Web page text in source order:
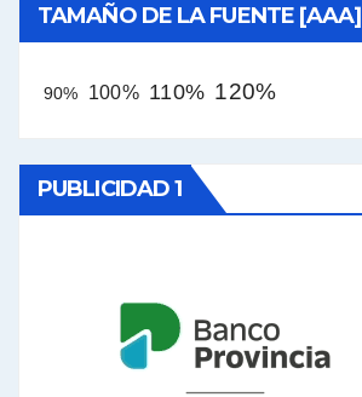
TAMAÑO DE LA FUENTE [AAA]
90% 100% 110% 120%
PUBLICIDAD 1